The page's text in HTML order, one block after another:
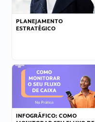
PLANEJAMENTO
ESTRATÉGICO
INFOGRÁFICO: COMO